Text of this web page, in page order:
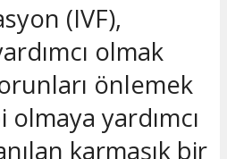
(IVF),
olmak
önlemek
yardımcı
karmaşık bir